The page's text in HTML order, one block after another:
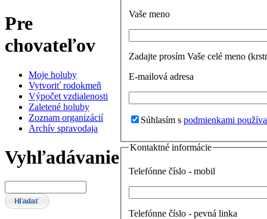
Pre
chovateľov
Moje holuby
Vytvoriť rodokmeň
Výpočet vzdialenosti
Zaletené holuby
Zoznam organizácií
Archív spravodaja
Vyhľadávanie
Vaše meno
Zadajte prosím Vaše celé meno
E-mailová adresa
Súhlasím s podmienkami
Kontaktné informácie
Telefónne číslo - mobil
Telefónne číslo - pevná linka